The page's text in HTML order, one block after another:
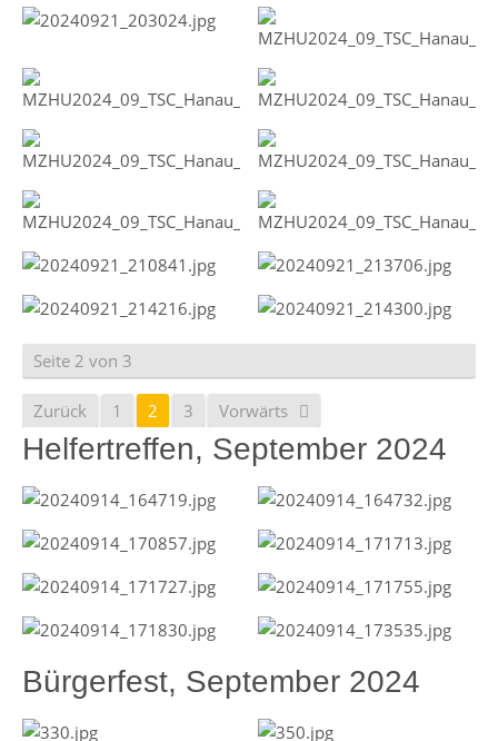
Seite 2 von 3
Zurück 1 2 3 Vorwärts
Helfertreffen, September 2024
Bürgerfest, September 2024